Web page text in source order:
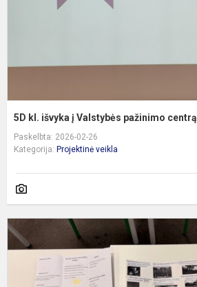
5D kl. išvyka į Valstybės pažinimo centrą
Paskelbta: 2026-02-26
Kategorija: Projektinė veikla